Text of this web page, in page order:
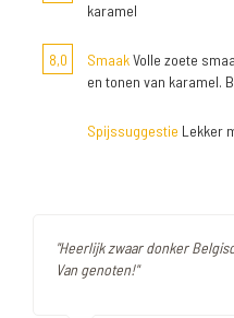
karamel
8,0 SmaakVolle zoete
en tonen van karamel.
Spijssuggestie Lekker
"Heerlijk zwaar donker
Van genoten!"